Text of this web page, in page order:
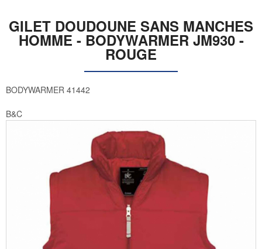
GILET DOUDOUNE SANS MANCHES
HOMME - BODYWARMER JM930 -
ROUGE
BODYWARMER 41442
B&C